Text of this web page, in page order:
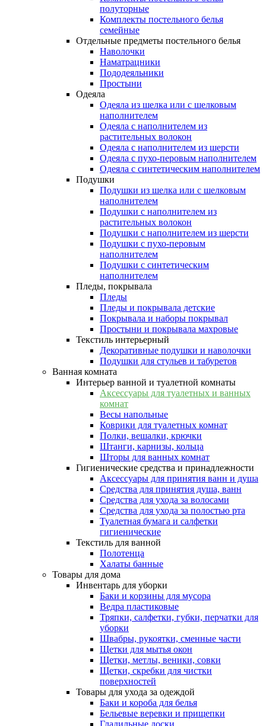
полуторные
Комплекты постельного белья
семейные
Отдельные предметы постельного белья
Наволочки
Наматрацники
Пододеяльники
Простыни
Одеяла
Одеяла из шелка или с шелковым
наполнителем
Одеяла с наполнителем из
растительных волокон
Одеяла с наполнителем из шерсти
Одеяла с пухо-перовым наполнителем
Одеяла с синтетическим наполнителем
Подушки
Подушки из шелка или с шелковым
наполнителем
Подушки с наполнителем из
растительных волокон
Подушки с наполнителем из шерсти
Подушки с пухо-перовым
наполнителем
Подушки с синтетическим
наполнителем
Пледы, покрывала
Пледы
Пледы и покрывала детские
Покрывала и наборы покрывал
Простыни и покрывала махровые
Текстиль интерьерный
Декоративные подушки и наволочки
Подушки для стульев и табуретов
Ванная комната
Интерьер ванной и туалетной комнаты
Аксессуары для туалетных и ванных
комнат
Весы напольные
Коврики для туалетных комнат
Полки, вешалки, крючки
Штанги, карнизы, кольца
Шторы для ванных комнат
Гигиенические средства и принадлежности
Аксессуары для принятия ванн и душа
Средства для принятия душа, ванн
Средства для ухода за волосами
Средства для ухода за полостью рта
Туалетная бумага и салфетки
гигиенические
Текстиль для ванной
Полотенца
Халаты банные
Товары для дома
Инвентарь для уборки
Баки и корзины для мусора
Ведра пластиковые
Тряпки, салфетки, губки, перчатки для
уборки
Швабры, рукоятки, сменные части
Щетки для мытья окон
Щетки, метлы, веники, совки
Щетки, скребки для чистки
поверхностей
Товары для ухода за одеждой
Баки и короба для белья
Бельевые веревки и прищепки
Гладильные доски